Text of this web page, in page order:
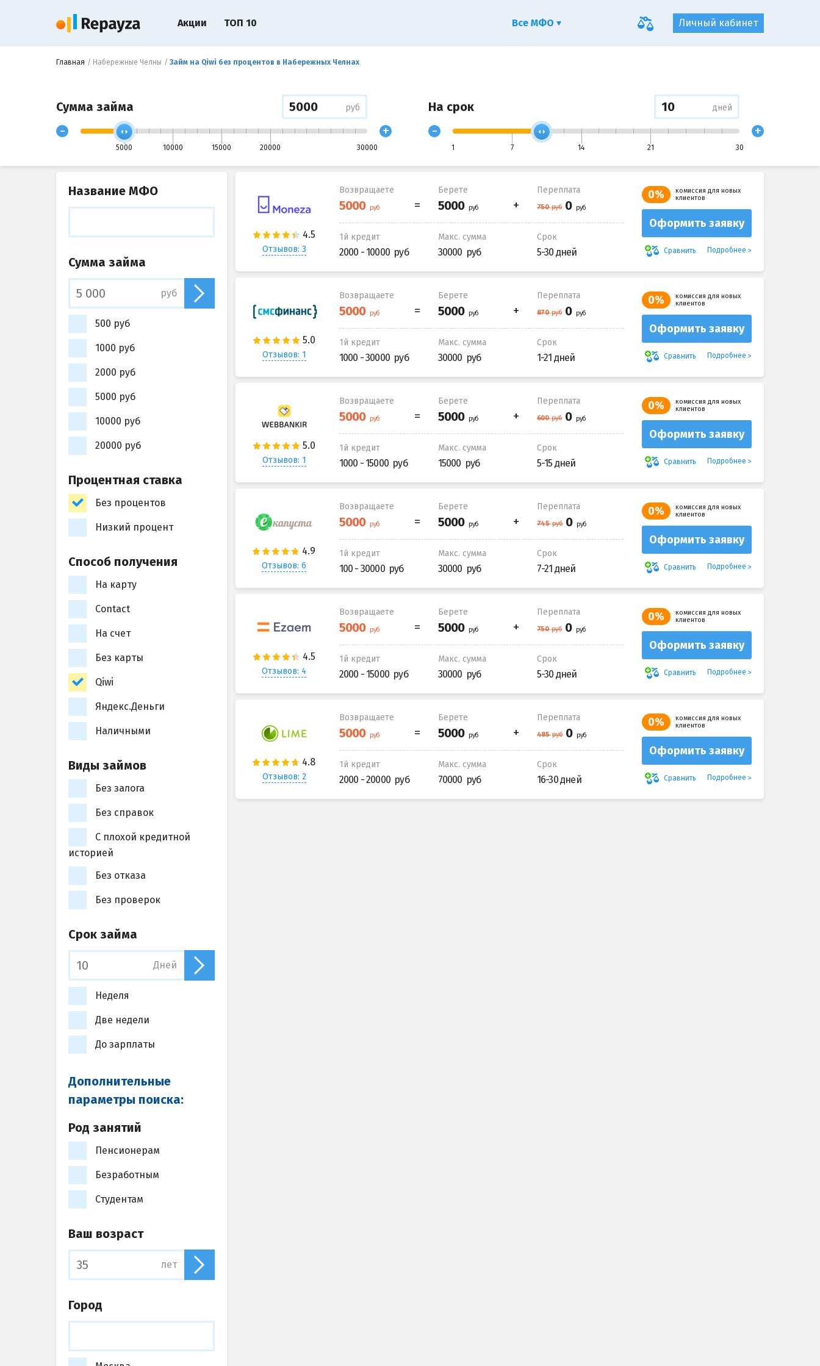
Главная Набережные Челны Займ на Qiwi без процентов в Набережных Челнах
Сумма займа руб
-
5000 10000 15000 20000 30000
+
На срок дней
-
1 7 14 21 30
+
Отзывов: 3
Возвращаете Берете Переплата
1й кредит
2000 - 10000
Макс. сумма
30000
Срок
5-30 дней
0%
комиссия для новых
клиентов
Оформить заявку
Сравнить Подробнее
Отзывов: 1
Возвращаете Берете Переплата
1й кредит
1000 - 30000
Макс. сумма
30000
Срок
1-21 дней
0%
комиссия для новых
клиентов
Оформить заявку
Сравнить Подробнее
Отзывов: 1
Возвращаете Берете Переплата
1й кредит
1000 - 15000
Макс. сумма
15000
Срок
5-15 дней
0%
комиссия для новых
клиентов
Оформить заявку
Сравнить Подробнее
Отзывов: 6
Возвращаете Берете Переплата
1й кредит
100 - 30000
Макс. сумма
30000
Срок
7-21 дней
0%
комиссия для новых
клиентов
Оформить заявку
Сравнить Подробнее
Отзывов: 4
Возвращаете Берете Переплата
1й кредит
2000 - 15000
Макс. сумма
30000
Срок
5-30 дней
0%
комиссия для новых
клиентов
Оформить заявку
Сравнить Подробнее
Отзывов: 2
Возвращаете Берете Переплата
1й кредит
2000 - 20000
Макс. сумма
70000
Срок
16-30 дней
0%
комиссия для новых
клиентов
Оформить заявку
Сравнить Подробнее
Название МФО
Сумма займа
руб
500 руб
1000 руб
2000 руб
5000 руб
10000 руб
20000 руб
Процентная ставка
Без процентов
Низкий процент
Способ получения
На карту
Contact
На счет
Без карты
Qiwi
Яндекс.Деньги
Наличными
Виды займов
Без залога
Без справок
С плохой кредитной
историей
Без отказа
Без проверок
Срок займа
Дней
Неделя
Две недели
До зарплаты
Дополнительные
параметры поиска:
Род занятий
Пенсионерам
Безработным
Студентам
Ваш возраст
лет
Город
Личный кабинет
Акции ТОП 10 Все МФО